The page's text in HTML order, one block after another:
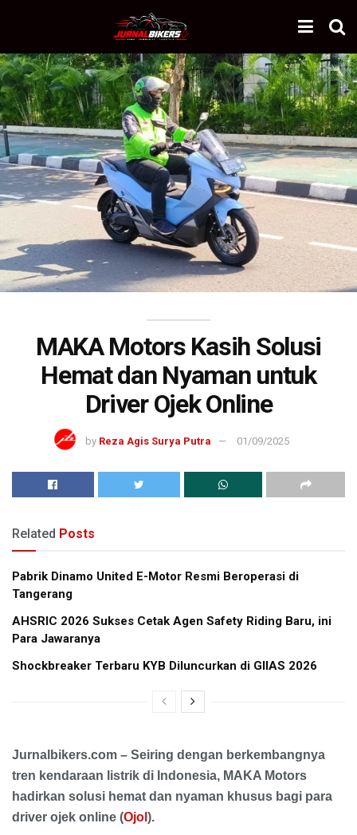
MAKA Motors Kasih Solusi
Hemat dan Nyaman untuk
Driver Ojek Online
by Reza Agis Surya Putra 01/09/2025
Related Posts
Pabrik Dinamo United E-Motor Resmi Beroperasi di
Tangerang
AHSRIC 2026 Sukses Cetak Agen Safety Riding Baru, ini
Para Jawaranya
Shockbreaker Terbaru KYB Diluncurkan di GIIAS 2026
Jurnalbikers.com – Seiring dengan berkembangnya
tren kendaraan listrik di Indonesia, MAKA Motors
hadirkan solusi hemat dan nyaman khusus bagi para
driver ojek online (Ojol ).